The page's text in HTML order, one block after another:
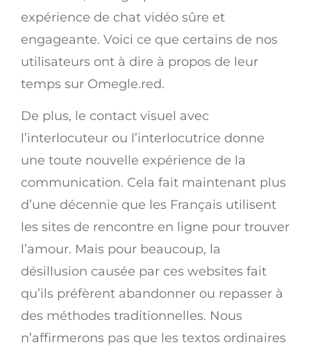
expérience de chat vidéo sûre et
engageante. Voici ce que certains de nos
utilisateurs ont à dire à propos de leur
temps sur Omegle.red.
De plus, le contact visuel avec
l’interlocuteur ou l’interlocutrice donne
une toute nouvelle expérience de la
communication. Cela fait maintenant plus
d’une décennie que les Français utilisent
les sites de rencontre en ligne pour trouver
l’amour. Mais pour beaucoup, la
désillusion causée par ces websites fait
qu’ils préfèrent abandonner ou repasser à
des méthodes traditionnelles. Nous
n’affirmerons pas que les textos ordinaires